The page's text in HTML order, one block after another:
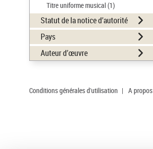
Titre uniforme musical(1)
Statut de la notice d’autorité
Pays
Auteur d’œuvre
Conditions générales d'utilisation | A propos